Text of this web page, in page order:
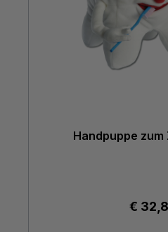
Handpuppe
€